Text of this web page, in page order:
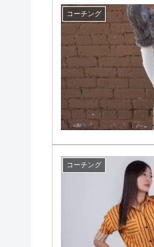
コーチング
コーチング